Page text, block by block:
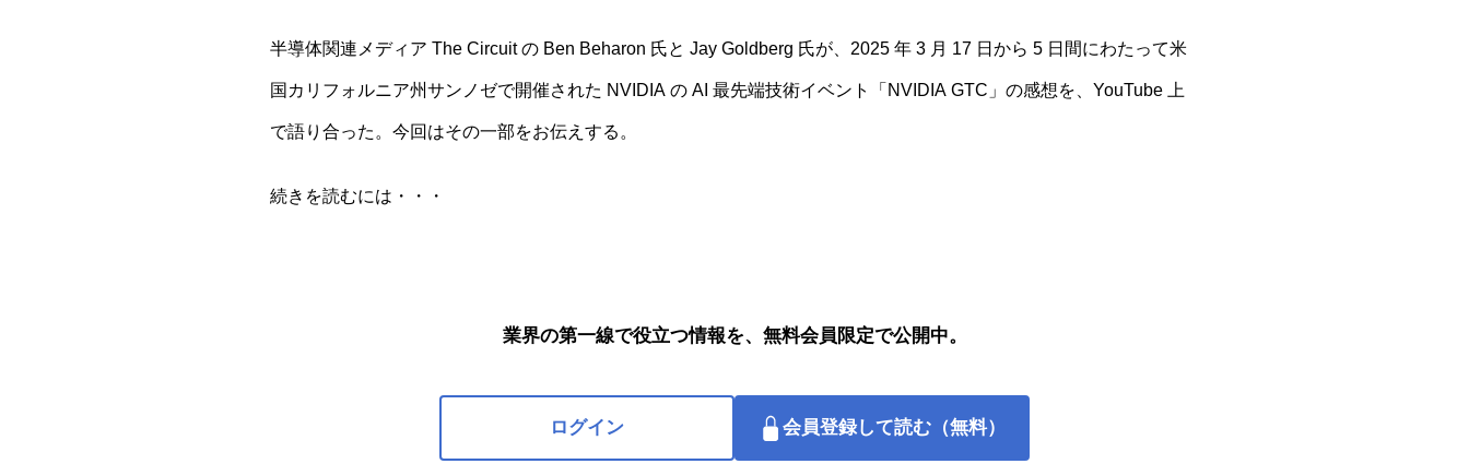
半導体関連メディア The Circuit の Ben Beharon 氏と Jay Goldberg 氏が、2025 年 3 月 17 日から 5 日間にわたって米
国カリフォルニア州サンノゼで開催された NVIDIA の AI 最先端技術イベント「NVIDIA GTC」の感想を、YouTube 上
で語り合った。今回はその一部をお伝えする。
続きを読むには・・・
業界の第一線で役立つ情報を、 無料会員限定で公開中。
ログイン 会員登録して読む（無料）